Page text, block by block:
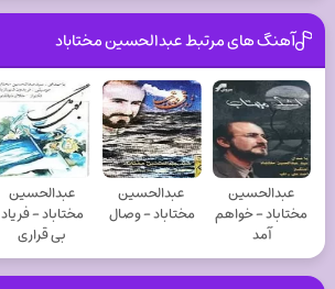
آهنگ های مرتبط عبدالحسین مختاباد
عبدالحسین
مختاباد - خواهم
آمد
عبدالحسین
مختاباد - وصال
عبدالحسین
مختاباد - فریاد
بی قراری